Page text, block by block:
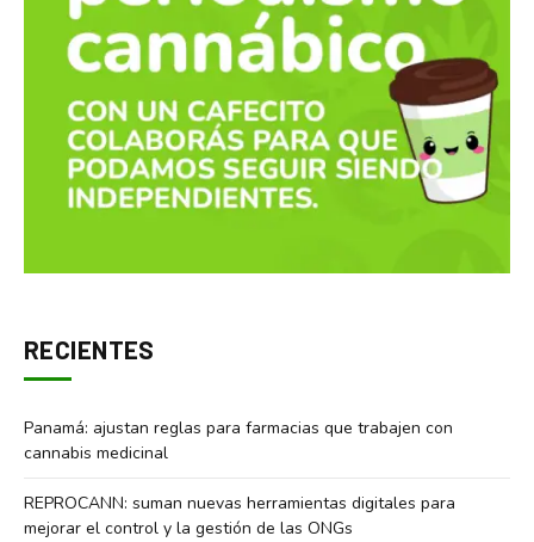
RECIENTES
Panamá: ajustan reglas para farmacias que trabajen con
cannabis medicinal
REPROCANN: suman nuevas herramientas digitales para
mejorar el control y la gestión de las ONGs